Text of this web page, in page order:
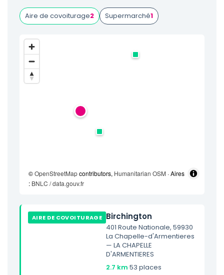
Aire de covoiturage2 Supermarché1
©OpenStreetMapcontributors, Humanitarian OSM · Aires
: BNLC / data.gouv.fr
AIRE DE COVOITURAGE Birchington
401 Route Nationale, 59930
La Chapelle-d'Armentieres
— LA CHAPELLE
D'ARMENTIERES
2.7 km·53 places